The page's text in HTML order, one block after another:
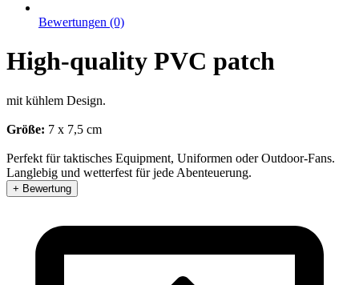
Bewertungen (0)
High-quality PVC patch
mit kühlem Design.
Größe: 7 x 7,5 cm
Perfekt für taktisches Equipment, Uniformen oder Outdoor-Fans.
Langlebig und wetterfest für jede Abenteuerung.
+ Bewertung